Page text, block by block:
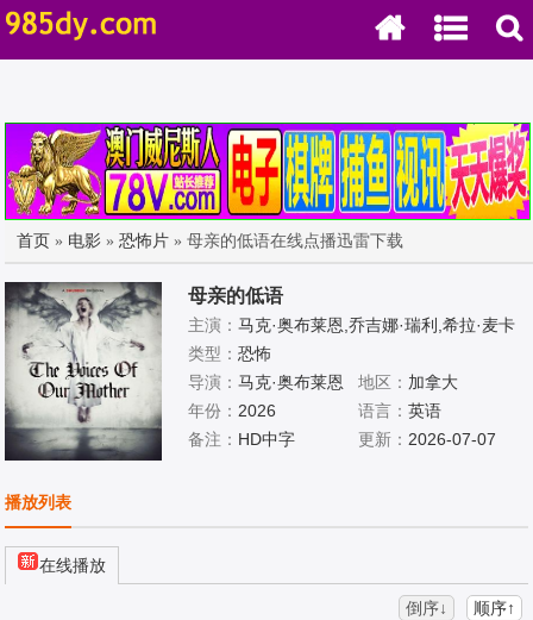
首页 » 电影 »恐怖片 » 母亲的低语在线点播迅雷下载
母亲的低语
主演：马克·奥布莱恩,乔吉娜·瑞利,希拉·麦卡
锡,卡罗林纳·巴特察克,亚历克斯·奥泽罗夫,肖
恩·多伊尔,Anna·Ferguson
类型：恐怖
导演：马克·奥布莱恩 地区： 加拿大
年份： 2026 语言： 英语
备注： HD中字 更新： 2026-07-07
播放列表
在线播放
倒序↓ 顺序↑